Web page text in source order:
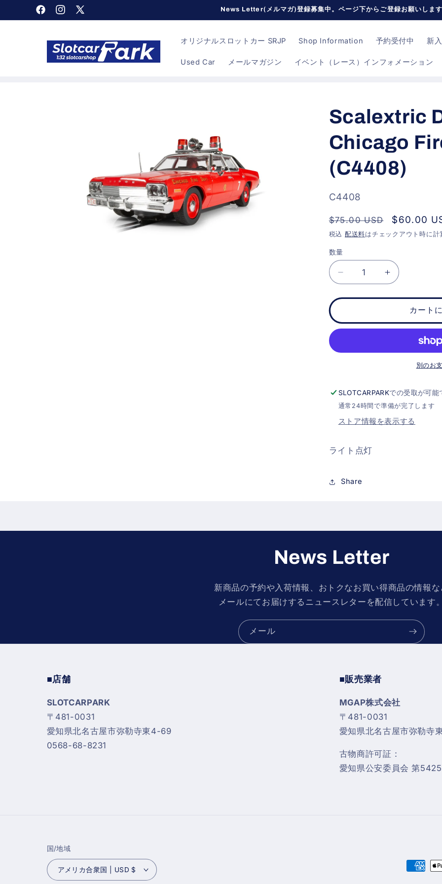
コンテン
ツに進むFacebookInstagram
X
News Letter(メルマガ)登録募集中。ページ下からご登録お願いします
オリジナルスロットカー SRJP Shop Information 予約受付中 新
Used Car メールマガジン イベント（レース）インフォメーション
Scalextric
Chicago
(C4408)
SKU:
C4408
通
常
価
格
$75.00 USD
セ
ー
価
格
$60.00
税込 配送料はチェックアウト時に計
数量
Scalextric
Dodge
Monaco
Chicago
Fire
(C4408)
量
を
減
Scalextric
Dodge
Monaco
Chicago
Fire
Department
(C4408)
量
を
増
カート
別のお
SLOTCARPARKでの受取が可能
通常24時間で準備が完了します
ストア情報を表示する
ライト点灯
Share
News Letter
新商品の予約や入荷情報、おトクなお買い得商品の情報な
メールにてお届けするニュースレターを配信しています
メール
■店舗
SLOTCARPARK
〒481-0031
愛知県北名古屋市弥勒寺東4-69
0568-68-8231
■販売業者
MGAP株式会社
〒481-0031
愛知県北名古屋市弥勒寺
古物商許可証：
愛知県公安委員会 第
国/地域
アメリカ合衆国 | USD $
決